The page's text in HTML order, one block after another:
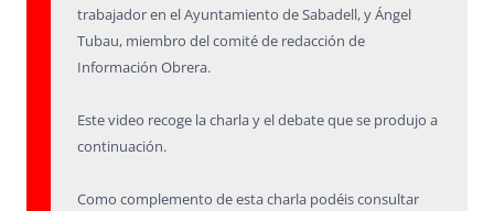
trabajador en el Ayuntamiento de Sabadell, y Ángel
Tubau, miembro del comité de redacción de
Información Obrera.
Este video recoge la charla y el debate que se produjo a
continuación.
Como complemento de esta charla podéis consultar